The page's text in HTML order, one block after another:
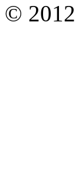
© 2012